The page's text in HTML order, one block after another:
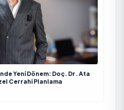
Yeni Dönem: Doç. Dr. Ata
Cerrahi Planlama